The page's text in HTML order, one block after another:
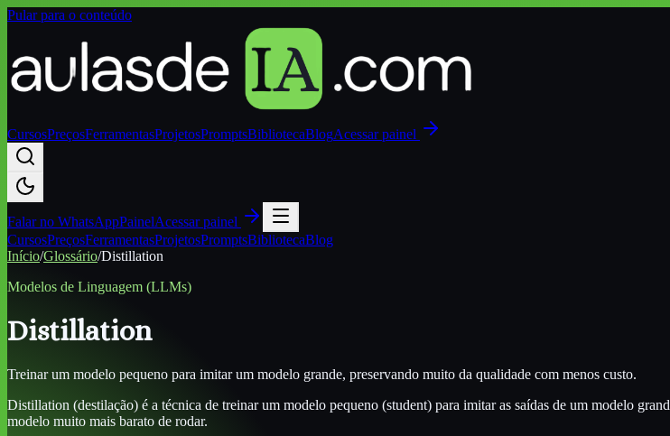
Pular para o conteúdo
CursosPreçosFerramentasProjetosPromptsBibliotecaBlogAcessar painel
Falar no WhatsAppPainelAcessar painel
CursosPreçosFerramentasProjetosPromptsBibliotecaBlog
Início/Glossário/Distillation
Modelos de Linguagem (LLMs)
Distillation
Treinar um modelo pequeno para imitar um modelo grande, preservando muito da qualidade com menos custo.
Distillation (destilação) é a técnica de treinar um modelo pequeno (student) para imitar as saídas de um modelo
modelo muito mais barato de rodar.